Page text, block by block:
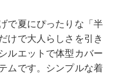
で夏にぴったりな「半
けで大人らしさを引き
ルエットで体型カバー
ムです。シンプルな着